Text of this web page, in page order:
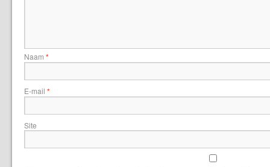
Naam *
E-mail *
Site